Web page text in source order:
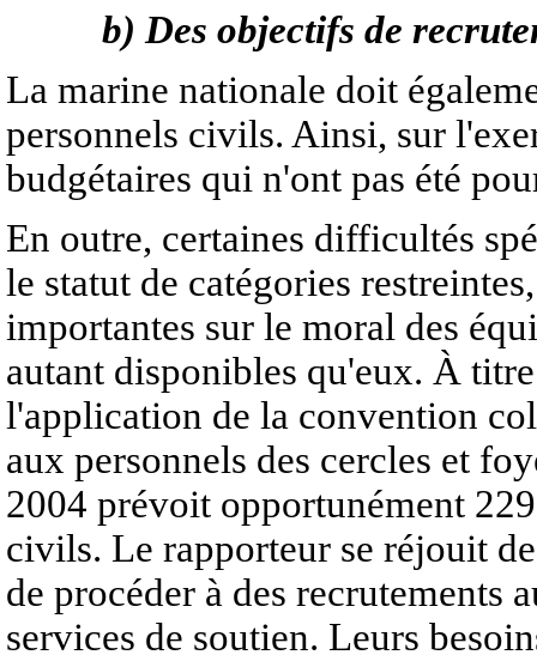
b) Des objectifs de
La marine nationale doit
personnels civils. Ainsi, sur
budgétaires qui n'ont pas été
En outre, certaines difficultés
le statut de catégories
importantes sur le moral des
autant disponibles qu'eux. À
l'application de la convention
aux personnels des cercles et
2004 prévoit opportunément
civils. Le rapporteur se réjouit
de procéder à des recrutements
services de soutien. Leurs